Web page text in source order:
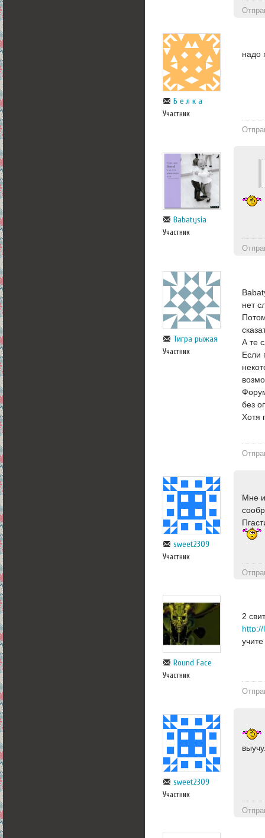
Б е л к а
Участник
надо
Babatysia
Участник
Тигра рыжая
Участник
нет
А те
Если
без
Хотя
sweet2309
Участник
Мне
Round Face
Участник
2
sweet2309
Участник